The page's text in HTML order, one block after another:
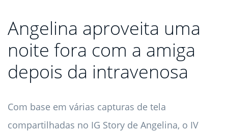
Angelina aproveita uma
noite fora com a amiga
depois da intravenosa
Com base em várias capturas de tela
compartilhadas no IG Story de Angelina, o IV